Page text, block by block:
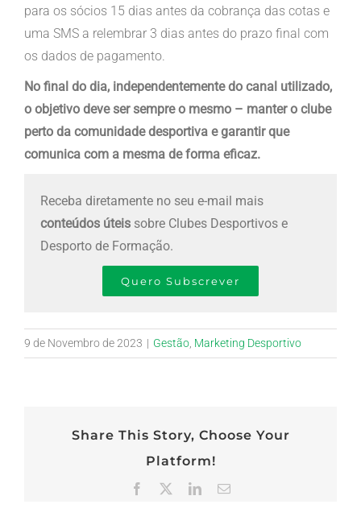
para os sócios 15 dias antes da cobrança das cotas e
uma SMS a relembrar 3 dias antes do prazo final com
os dados de pagamento.
No final do dia, independentemente do canal utilizado,
o objetivo deve ser sempre o mesmo – manter o clube
perto da comunidade desportiva e garantir que
comunica com a mesma de forma eficaz.
Receba diretamente no seu e-mail mais
conteúdos úteis sobre Clubes Desportivos e
Desporto de Formação.
Quero Subscrever
9 de Novembro de 2023 | Gestão Marketing Desportivo
Share This Story, Choose Your
Platform!
Facebook LinkedInEmail